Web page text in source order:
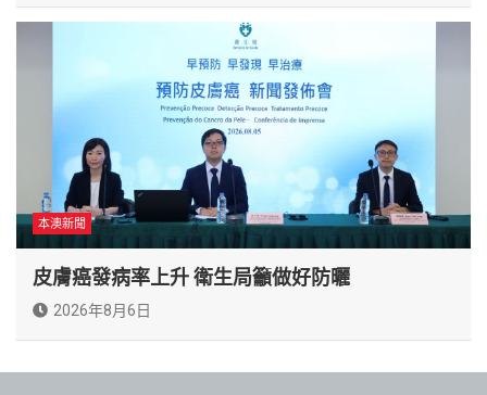
本澳新聞
皮膚癌發病率上升 衛生局籲做好防曬
2026年8月6日